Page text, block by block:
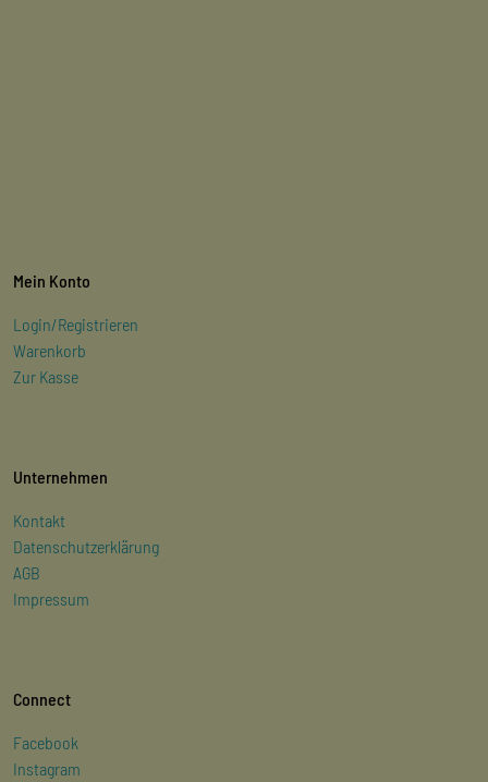
Mein Konto
Login/Registrieren
Warenkorb
Zur Kasse
Unternehmen
Kontakt
Datenschutzerklärung
AGB
Impressum
Connect
Facebook
Instagram